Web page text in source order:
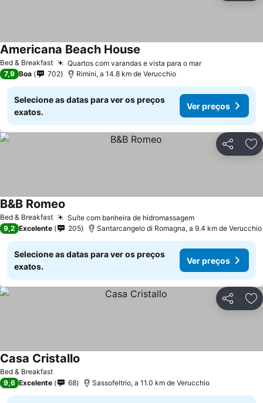
Bed & Breakfast Quartos com varandas e vista para o mar
Americana Beach House
7,9 Boa 702 Rimini, a 14.8 km de Verucchio
Selecione as datas para ver os preços
exatos.
Ver preços
Partilhar
Bed & Breakfast Suíte com banheira de hidromassagem
B&B Romeo
9,2 Excelente 205 Santarcangelo di Romagna, a 9.4 km de Verucchio
Selecione as datas para ver os preços
exatos.
Ver preços
Partilhar
Bed & Breakfast
Casa Cristallo
9,6 Excelente 68 Sassofeltrio, a 11.0 km de Verucchio